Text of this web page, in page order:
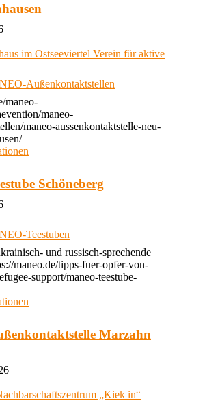
im Ostseeviertel Verein für aktive
Außenkontaktstellen
maneo-
maneo-
maneo-aussenkontaktstelle-neu-
Schöneberg
Teestuben
und russisch-sprechende
maneo.de/tipps-fuer-opfer-von-
support/maneo-teestube-
Marzahn
„Kiek in“